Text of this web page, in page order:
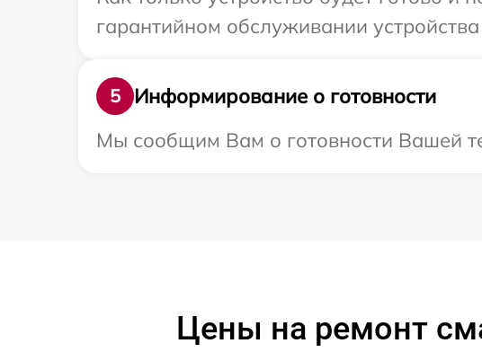
гарантийном обслуживании
5
Информирование о готовности
Мы сообщим Вам о готовности Вашей
Цены на ремонт